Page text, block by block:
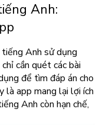
Anh:
Anh sử dụng
cần quét các bài
để tìm đáp án cho
là app mang lại lợi ích
Anh còn hạn chế,